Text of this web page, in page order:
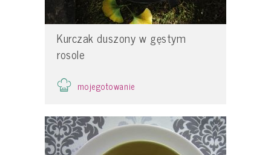
Kurczak duszony w gęstym
rosole
mojegotowanie